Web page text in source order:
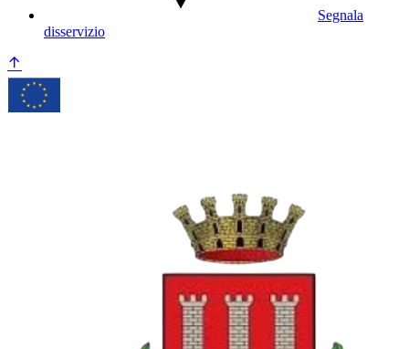
Segnala
disservizio